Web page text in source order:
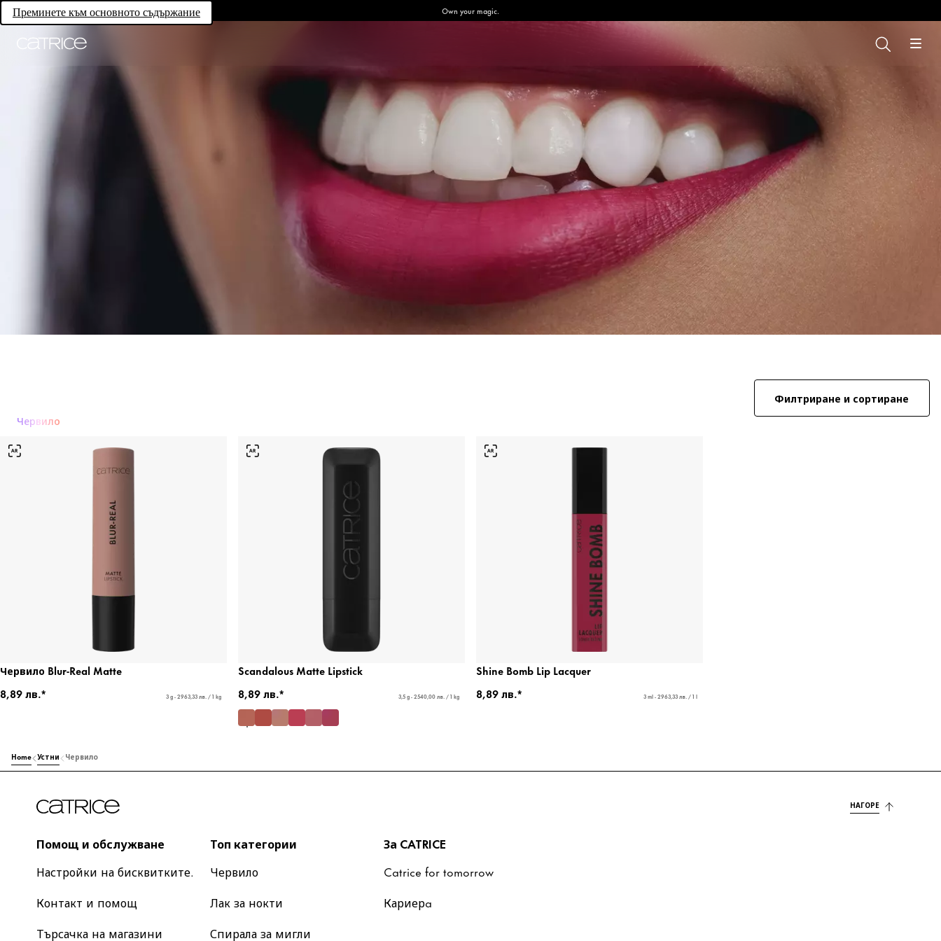
Преминете към основното съдържание Own your magic.
Червило
Филтриране и сортиране
Червило Blur-Real Matte
8,89 лв.*
3 g - 2963,33 лв. / 1 kg
Scandalous Matte Lipstick
8,89 лв.*
3,5 g - 2540,00 лв. / 1 kg
Shine Bomb Lip Lacquer
8,89 лв.*
3 ml - 2963,33 лв. / 1 l
Home Устни Червило
НАГОРЕ
Помощ и обслужване
Настройки на бисквитките.
Контакт и помощ
Търсачка на магазини
Топ категории
Червило
Лак за нокти
Спирала за мигли
За CATRICE
Catrice for tomorrow
Кариерa